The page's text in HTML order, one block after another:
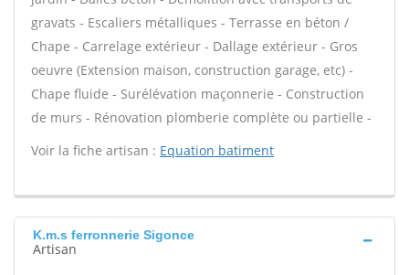
gravats - Escaliers métalliques - Terrasse en béton /
Chape - Carrelage extérieur - Dallage extérieur - Gros
oeuvre (Extension maison, construction garage, etc) -
Chape fluide - Surélévation maçonnerie - Construction
de murs - Rénovation plomberie complète ou partielle -
Voir la fiche artisan : Equation batiment
K.m.s ferronnerie Sigonce
Artisan